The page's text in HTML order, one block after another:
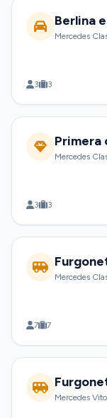
Berlina
Mercedes
3 3
Primera
Mercedes
3 3
Mercedes
7 7
Mercedes